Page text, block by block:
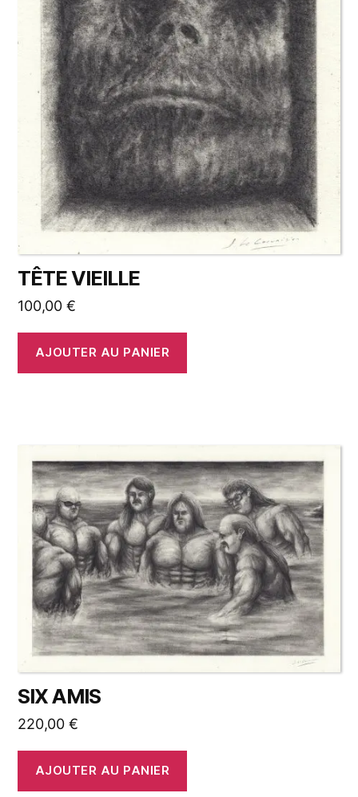
TÊTE VIEILLE
100,00 €
AJOUTER AU PANIER
SIX AMIS
220,00 €
AJOUTER AU PANIER